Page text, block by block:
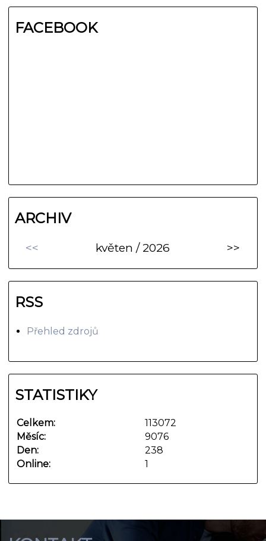
FACEBOOK
ARCHIV
<< květen / 2026 >>
RSS
Přehled zdrojů
STATISTIKY
Online: 1
Celkem:
113072
Měsíc:
9076
Den:
238